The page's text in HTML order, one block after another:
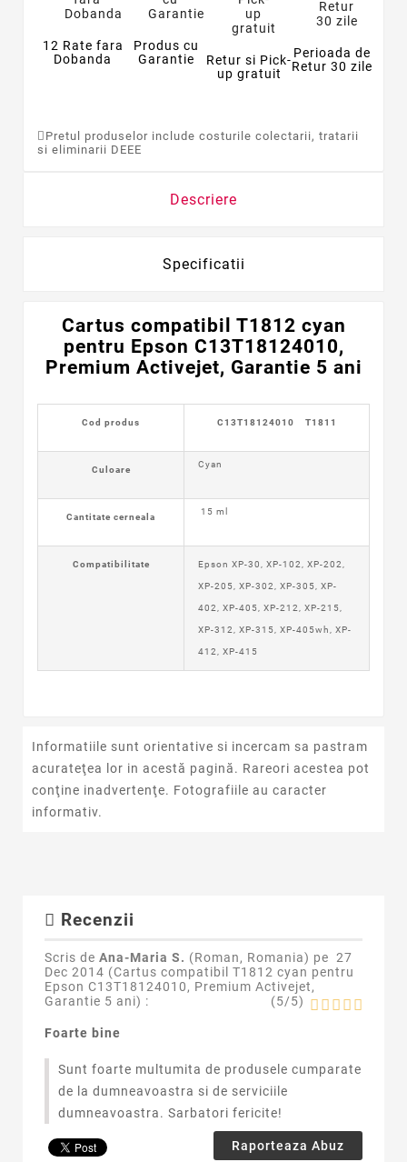
12 Rate fara
Dobanda
Produs cu
Garantie
Retur si Pick-
up gratuit
Perioada de
Retur 30 zile
Pretul produselor include costurile colectarii, tratarii
si eliminarii DEEE
Descriere
Specificatii
Cartus compatibil T1812 cyan
pentru Epson C13T18124010,
Premium Activejet, Garantie 5 ani
Cod produs C13T18124010 T1811
Culoare
Cyan
Cantitate cerneala
15 ml
Compatibilitate Epson XP-30, XP-102, XP-202,
XP-205, XP-302, XP-305, XP-
402, XP-405, XP-212, XP-215,
XP-312, XP-315, XP-405wh, XP-
412, XP-415
Informatiile sunt orientative si incercam sa pastram
acurateţea lor in acestă pagină. Rareori acestea pot
conţine inadvertenţe. Fotografiile au caracter
informativ.
Recenzii
Scris de Ana-Maria S. (Roman, Romania) pe 27
Dec 2014 (Cartus compatibil T1812 cyan pentru
Epson C13T18124010, Premium Activejet,
Garantie 5 ani) : (5/5)
Foarte bine
Sunt foarte multumita de produsele cumparate
de la dumneavoastra si de serviciile
dumneavoastra. Sarbatori fericite!
Raporteaza Abuz